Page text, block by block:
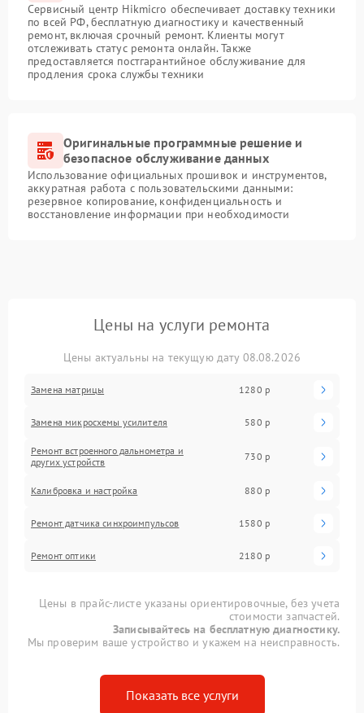
Сервисный центр Hikmicro обеспечивает доставку техники
по всей РФ, бесплатную диагностику и качественный
ремонт, включая срочный ремонт. Клиенты могут
отслеживать статус ремонта онлайн. Также
предоставляется постгарантийное обслуживание для
продления срока службы техники
Оригинальные программные решение и
безопасное обслуживание данных
Использование официальных прошивок и инструментов,
аккуратная работа с пользовательскими данными:
резервное копирование, конфиденциальность и
восстановление информации при необходимости
Цены на услуги ремонта
Цены актуальны на текущую дату 08.08.2026
Замена матрицы 1280 р
Замена микросхемы усилителя 580 р
Ремонт встроенного дальнометра и
других устройств
730 р
Калибровка и настройка 880 р
Ремонт датчика синхроимпульсов 1580 р
Ремонт оптики 2180 р
Цены в прайс-листе указаны ориентировочные, без учета
стоимости запчастей.
Записывайтесь на бесплатную диагностику.
Мы проверим ваше устройство и укажем на неисправность.
Показать все услуги